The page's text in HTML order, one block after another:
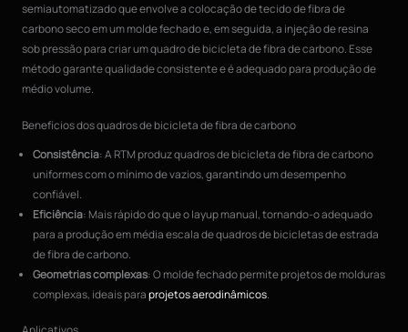
semiautomatizado que envolve a colocação de tecido de fibra de
carbono seco em um molde fechado e, em seguida, a injeção de resina
sob pressão para criar um quadro de bicicleta de fibra de carbono. Esse
método garante qualidade consistente e é adequado para produção de
médio volume.
Benefícios dos quadros de bicicleta de fibra de carbono
Consistência: A RTM produz quadros de bicicleta de fibra de carbono
uniformes com o mínimo de vazios, garantindo um desempenho
confiável.
Eficiência: Mais rápido do que o layup manual, tornando-o adequado
para a produção em média escala de quadros de bicicletas de estrada
de fibra de carbono.
Geometrias complexas: O molde fechado permite projetos de molduras
complexas, ideais paraprojetos aerodinâmicos.